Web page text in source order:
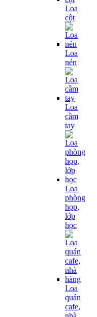
Loa
cột
Loa
nén
Loa
cầm
tay
Loa
phòng
họp,
lớp
học
Loa
quán
cafe,